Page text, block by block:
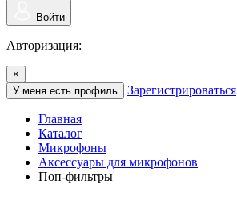
Войти
Авторизация:
×
У меня есть профиль
Зарегистрироваться
Главная
Каталог
Микрофоны
Аксессуары для микрофонов
Поп-фильтры